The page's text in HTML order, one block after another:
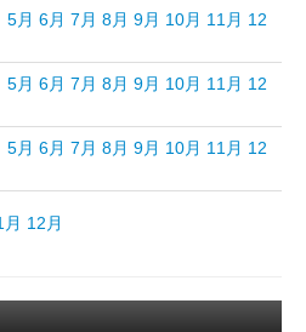
5月 6月 7月 8月 9月 10月 11月 12
5月 6月 7月 8月 9月 10月 11月 12
5月 6月 7月 8月 9月 10月 11月 12
月 12月